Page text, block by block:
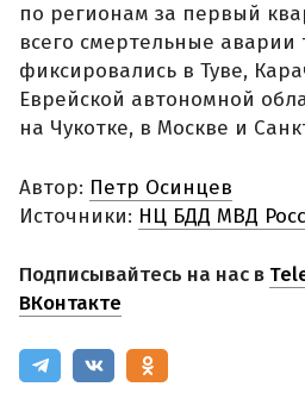
по регионам за первый
всего смертельные аварии
фиксировались в Туве,
Еврейской автономной
на Чукотке, в Москве и
Автор: Петр Осинцев
Источники: НЦ БДД МВД
Подписывайтесь на нас в
ВКонтакте